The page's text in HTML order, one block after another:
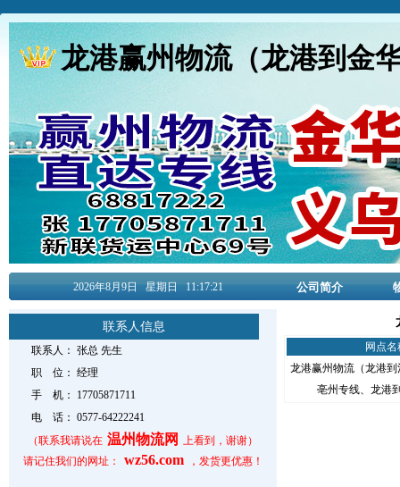
龙港赢州物流（龙港到金
2026年8月9日 星期日 11:17:22 公司简介
联系人信息
联系人： 张总 先生
职 位： 经理
手 机：
17705871711
电 话： 0577-64222241
（联系我请说在 温州物流网 上看到，谢谢）
请记住我们的网址：
wz56.com ，发货更优惠！
网点名
龙港赢州物流（龙港
亳州专线、龙港